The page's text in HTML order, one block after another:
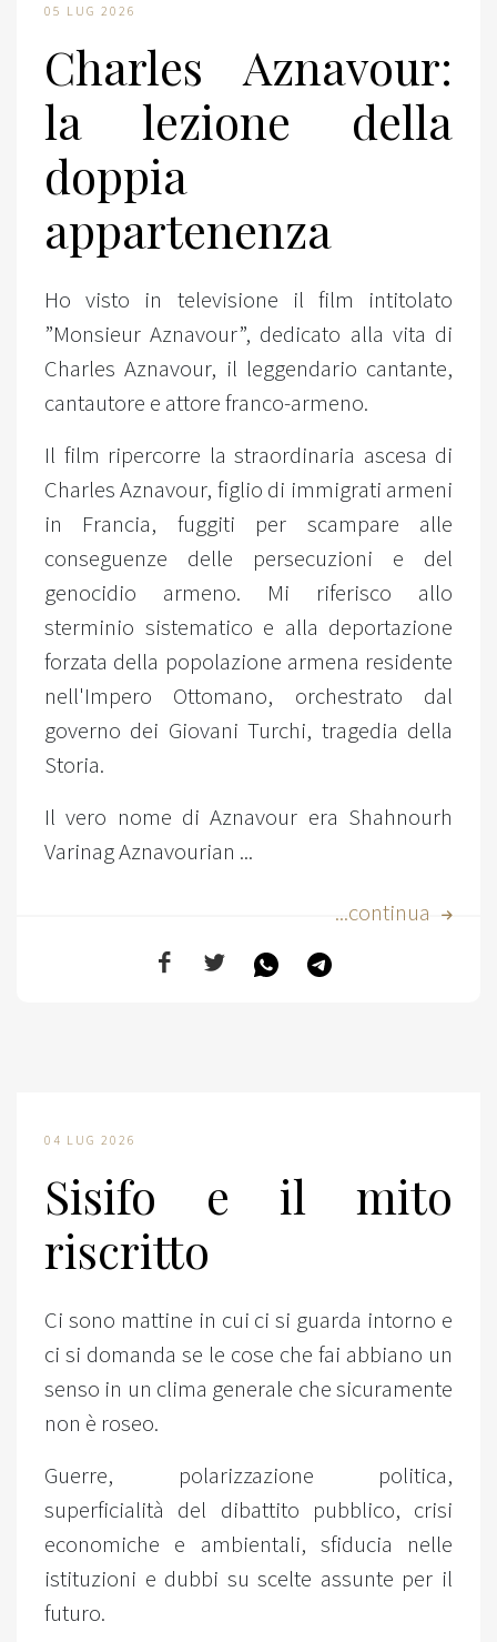
05 LUG 2026
Charles Aznavour:
la lezione della
doppia
appartenenza
Ho visto in televisione il film intitolato
”Monsieur Aznavour”, dedicato alla vita di
Charles Aznavour, il leggendario cantante,
cantautore e attore franco-armeno.
Il film ripercorre la straordinaria ascesa di
Charles Aznavour, figlio di immigrati armeni
in Francia, fuggiti per scampare alle
conseguenze delle persecuzioni e del
genocidio armeno. Mi riferisco allo
sterminio sistematico e alla deportazione
forzata della popolazione armena residente
nell'Impero Ottomano, orchestrato dal
governo dei Giovani Turchi, tragedia della
Storia.
Il vero nome di Aznavour era Shahnourh
Varinag Aznavourian ...
...continua
04 LUG 2026
Sisifo e il mito
riscritto
Ci sono mattine in cui ci si guarda intorno e
ci si domanda se le cose che fai abbiano un
senso in un clima generale che sicuramente
non è roseo.
Guerre, polarizzazione politica,
superficialità del dibattito pubblico, crisi
economiche e ambientali, sfiducia nelle
istituzioni e dubbi su scelte assunte per il
futuro.